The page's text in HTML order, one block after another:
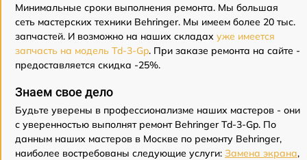
Минимальные сроки выполнения ремонта. Мы большая
сеть мастерских техники Behringer. Мы имеем более 20 тыс.
запчастей. И возможно на наших складах уже имеется
запчасть на модель Td-3-Gp. При заказе ремонта на сайте -
предоставляется скидка -25%.
Знаем свое дело
Будьте уверены в профессионализме наших мастеров - они
с уверенностью выполнят ремонт Behringer Td-3-Gp. По
данным наших мастеров в Москве по ремонту Behringer,
наиболее востребованы следующие услуги: Замена экрана,